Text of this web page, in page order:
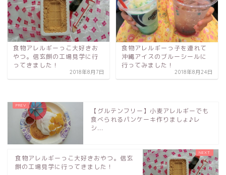
食物アレルギーっこ大好きお
やつ。信玄餅の工場見学に行
ってきました！
2018年8月7日
食物アレルギーっ子を連れて
沖縄アイスのブルーシールに
行ってみました！
2018年8月24日
【グルテンフリー】小麦アレルギーでも
食べられるパンケーキ作りましょ♪レ
シ...
食物アレルギーっこ大好きおやつ。信玄
餅の工場見学に行ってきました！